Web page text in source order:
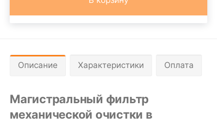
Описание Характеристики Оплата
Магистральный фильтр
механической очистки в